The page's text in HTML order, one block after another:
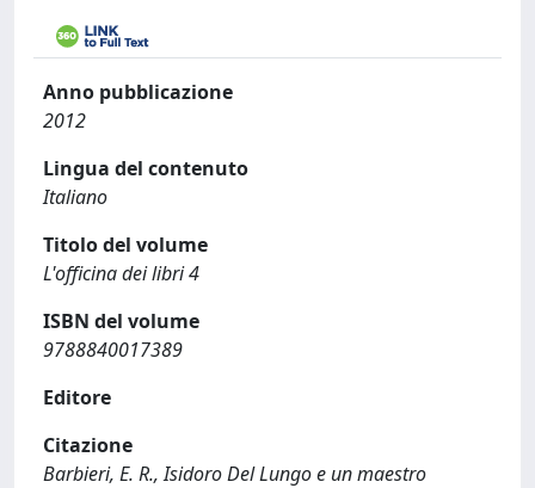
Anno pubblicazione
2012
Lingua del contenuto
Italiano
Titolo del volume
L'officina dei libri 4
ISBN del volume
9788840017389
Editore
Citazione
Barbieri, E. R., Isidoro Del Lungo e un maestro